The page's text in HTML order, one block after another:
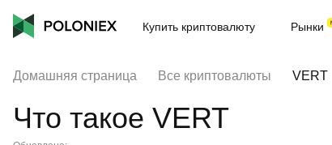
Купить криптовалюту Рынки
Домашняя страница Все криптовалюты VERT
Что такое VERT